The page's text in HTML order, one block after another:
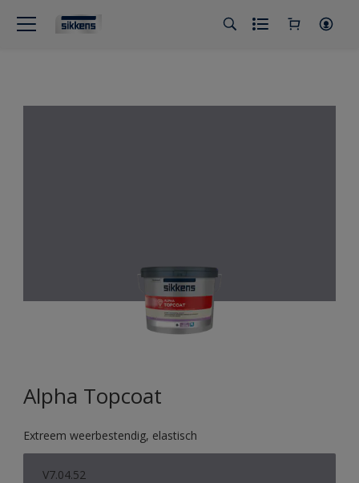
Alpha Topcoat
Extreem weerbestendig, elastisch
V7.04.52